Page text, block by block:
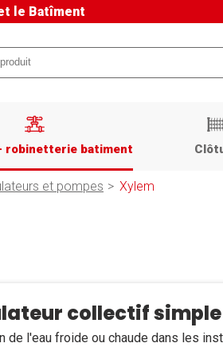
le Batîment
robinetterie batiment
et pompes Xylem
collectif simple
de l'eau froide ou chaude dans les